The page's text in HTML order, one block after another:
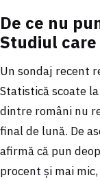
De ce nu
Studiul
Un sondaj recent
Statistică scoate
dintre români nu
final de lună. De
afirmă că pun
procent și mai